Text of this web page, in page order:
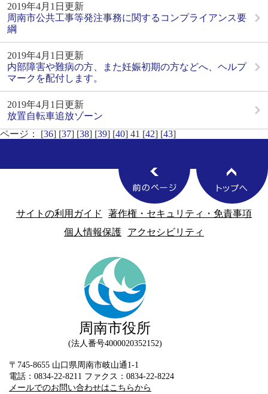
2019年4月1日更新
周南市公共工事等発注事務に関するコンプライアンス要
綱
2019年4月1日更新
内部障害や難病の方、また妊娠初期の方などへ、ヘルプ
マークを配付します。
2019年4月1日更新
放置自転車追放ゾーン
ページ： [36] [37] [38] [39] [40] 41 [42] [43]
サイトの利用ガイド
著作権・セキュリティ・免責事項
個人情報保護
アクセシビリティ
周南市役所
法人番号4000020352152
〒745-8655 山口県周南市岐山通1-1
電話：0834-22-8211 ファクス：0834-22-8224
メールでのお問い合わせはこちらから